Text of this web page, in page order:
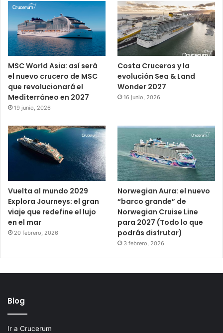
MSC World Asia: así será
el nuevo crucero de MSC
que revolucionará el
Mediterráneo en 2027
19 junio, 2026
Costa Cruceros y la
evolución Sea & Land
Wonder 2027
16 junio, 2026
Vuelta al mundo 2029
Explora Journeys: el gran
viaje que redefine el lujo
en el mar
20 febrero, 2026
Norwegian Aura: el nuevo
“barco grande” de
Norwegian Cruise Line
para 2027 (Todo lo que
podrás disfrutar)
3 febrero, 2026
Blog
Ir a Crucerum